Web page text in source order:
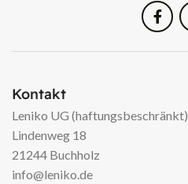
Kontakt
Leniko UG (haftungsbeschränkt)
Lindenweg 18
21244 Buchholz
info@leniko.de